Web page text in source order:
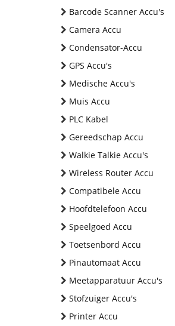
Barcode Scanner Accu's
Camera Accu
Condensator-Accu
GPS Accu's
Medische Accu's
Muis Accu
PLC Kabel
Gereedschap Accu
Walkie Talkie Accu's
Wireless Router Accu
Compatibele Accu
Hoofdtelefoon Accu
Speelgoed Accu
Toetsenbord Accu
Pinautomaat Accu
Meetapparatuur Accu's
Stofzuiger Accu's
Printer Accu